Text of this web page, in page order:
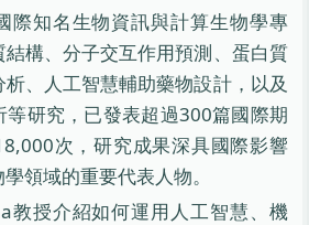
際知名生物資訊與計算生物學專
構、分子交互作用預測、蛋白質
、人工智慧輔助藥物設計，以及
等研究，已發表超過300篇國際期
次，研究成果深具國際影響
領域的重要代表人物。
教授介紹如何運用人工智慧、機